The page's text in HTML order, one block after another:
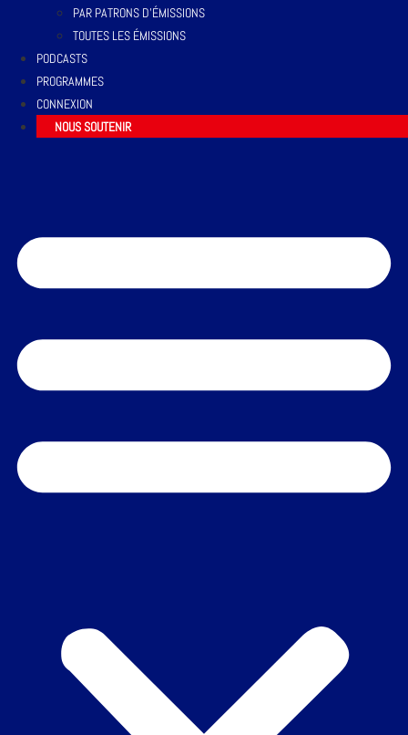
PAR PATRONS D’ÉMISSIONS
TOUTES LES ÉMISSIONS
PODCASTS
PROGRAMMES
CONNEXION
NOUS SOUTENIR